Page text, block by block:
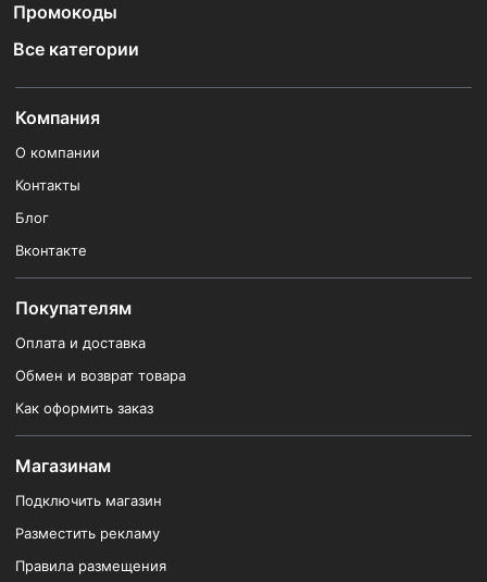
Промокоды
Все категории
Компания
О компании
Контакты
Блог
Вконтакте
Покупателям
Оплата и доставка
Обмен и возврат товара
Как оформить заказ
Магазинам
Подключить магазин
Разместить рекламу
Правила размещения